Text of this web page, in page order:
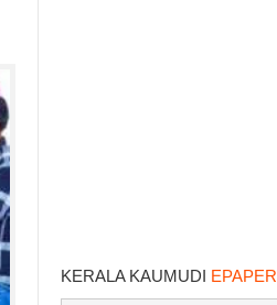
KERALA KAUMUDI EPAPER